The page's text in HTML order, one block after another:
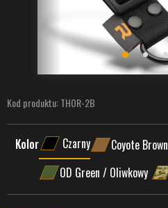
Kod produktu:THOR-2B
Kolor Czarny Coyote Brown
OD Green / Oliwkowy